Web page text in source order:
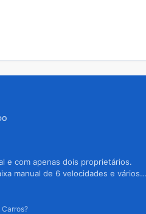
e com apenas dois proprietários.
manual de 6 velocidades e vários